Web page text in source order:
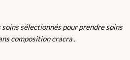
soins sélectionnés pour prendre soins
composition cracra .